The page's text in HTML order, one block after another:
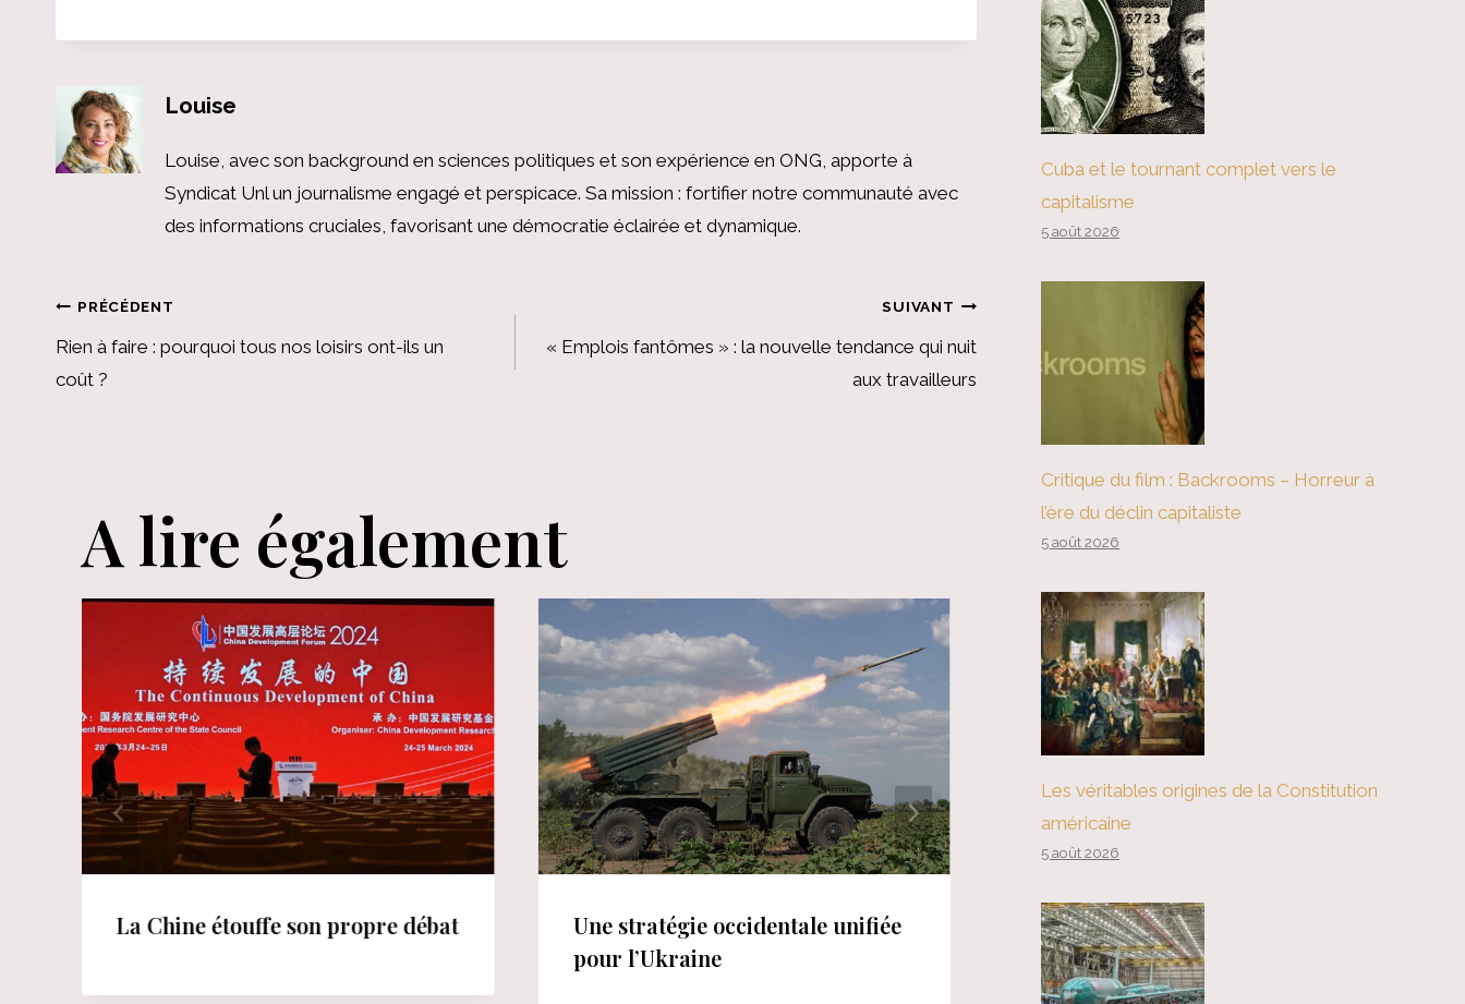
Louise
Louise, avec son background en sciences politiques et son expérience en ONG, apporte à
Syndicat Unl un journalisme engagé et perspicace. Sa mission : fortifier notre communauté avec
des informations cruciales, favorisant une démocratie éclairée et dynamique.
Navigation
de
PRÉCÉDENT
Rien à faire : pourquoi tous nos loisirs ont-ils un
coût ?
SUIVANT
« Emplois fantômes » : la nouvelle tendance qui nuit
aux travailleurs
A lire également
La Chine étouffe son propre débat
Une stratégie occidentale unifiée
pour l’Ukraine
L’économie américaine en
ébullition
Cuba et le tournant complet vers le
capitalisme
5 août 2026
Critique du film : Backrooms – Horreur à
l’ère du déclin capitaliste
5 août 2026
Les véritables origines de la Constitution
américaine
5 août 2026